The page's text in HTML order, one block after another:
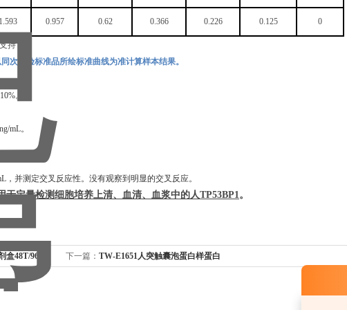
1.593 0.957 0.62 0.366 0.226 0.125 0
次试验标准品所绘标准曲线为准计算样本结果。
。
mL。
，并测定交叉反应性。没有观察到明显的交叉反应。
于定量检测细胞培养上清、血清、血浆中的人TP53BP1。
48T/96T 下一篇： TW-E1651人突触囊泡蛋白样蛋白